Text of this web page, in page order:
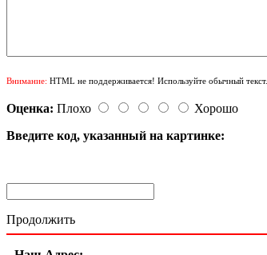
Внимание: HTML не поддерживается! Используйте обычный текст.
Оценка: Плохо
Хорошо
Введите код, указанный на картинке:
Продолжить